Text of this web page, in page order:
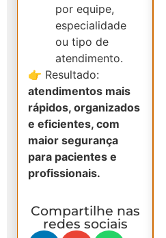
por equipe,
especialidade
ou tipo de
atendimento.
👉 Resultado:
atendimentos mais
rápidos, organizados
e eficientes, com
maior segurança
para pacientes e
profissionais.
Compartilhe nas
redes sociais